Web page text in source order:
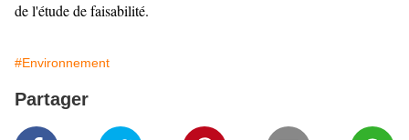
de l'étude de faisabilité.
#Environnement
Partager